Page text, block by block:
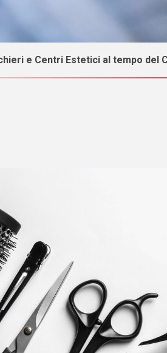
e Centri Estetici al tempo del